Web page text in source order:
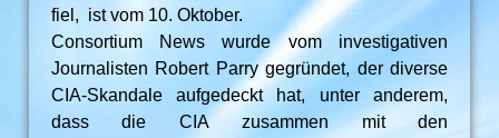
fiel, ist vom 10. Oktober.
Consortium News wurde vom investigativen
Journalisten Robert Parry gegründet, der diverse
CIA-Skandale aufgedeckt hat, unter anderem,
dass die CIA zusammen mit den